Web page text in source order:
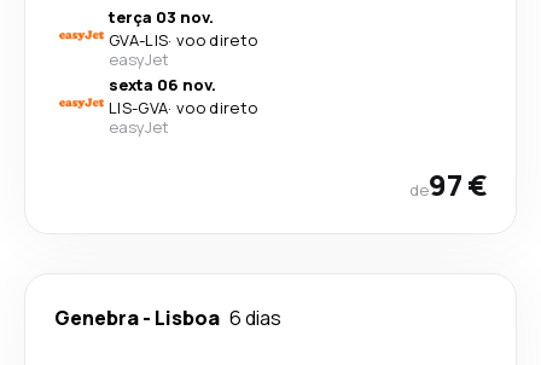
terça 03 nov.
GVA-LIS· voo direto
easyJet
sexta 06 nov.
LIS-GVA· voo direto
easyJet
de97 €
Genebra- Lisboa 6 dias